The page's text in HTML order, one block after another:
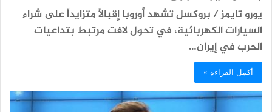
يورو تايمز / بروكسل تشهد أوروبا إقبالاً متزايداً على شراء
السيارات الكهربائية، في تحول لافت مرتبط بتداعيات
الحرب في إيران…
أكمل القراءة »